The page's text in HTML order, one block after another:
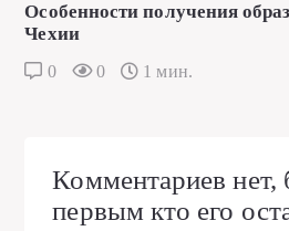
Особенности получения
Чехии
0 0 1 мин.
Комментариев нет,
первым кто его